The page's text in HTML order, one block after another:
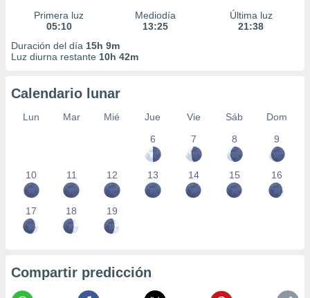
Primera luz
05:10
Mediodía
13:25
Última luz
21:38
Duración del día 15h 9m
Luz diurna restante 10h 42m
Calendario lunar
Lun Mar Mié Jue Vie Sáb
Dom
6
7 8 9
10 11 12 13 14 15 16
17 18 19
Compartir predicción